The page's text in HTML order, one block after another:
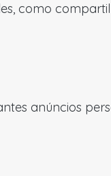
como
anúncios